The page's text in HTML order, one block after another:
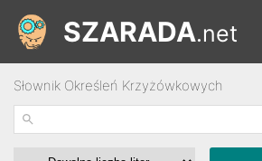
SZARADA.net
Słownik Określeń Krzyżówkowych